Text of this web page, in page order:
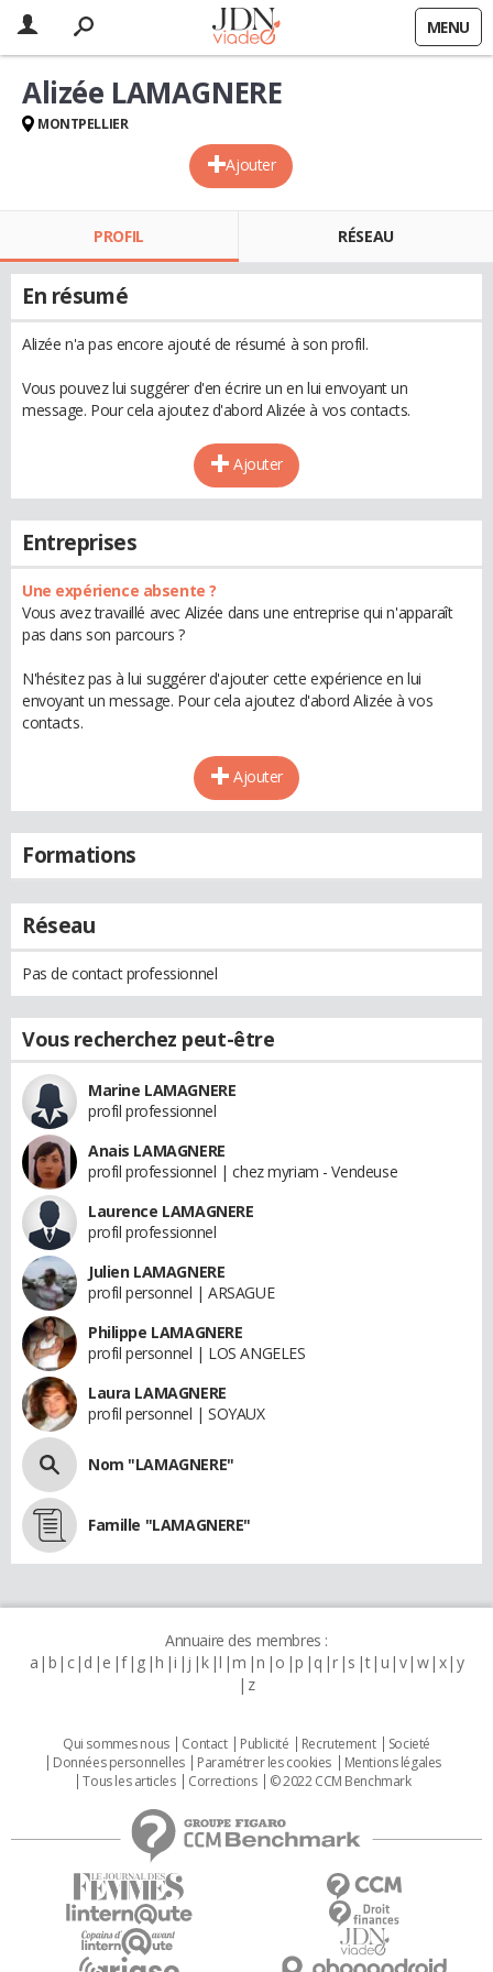
MENU
Ajouter
Alizée LAMAGNERE
MONTPELLIER
PROFIL RÉSEAU
En résumé
Alizée n'a pas encore ajouté de résumé à son profil.
Vous pouvez lui suggérer d'en écrire un en lui envoyant un
message. Pour cela ajoutez d'abord Alizée à vos contacts.
Ajouter
Entreprises
Une expérience absente ?
Vous avez travaillé avec Alizée dans une entreprise qui n'apparaît
pas dans son parcours ?
N'hésitez pas à lui suggérer d'ajouter cette expérience en lui
envoyant un message. Pour cela ajoutez d'abord Alizée à vos
contacts.
Ajouter
Formations
Réseau
Pas de contact professionnel
Vous recherchez peut-être
Marine LAMAGNERE
profil professionnel
Anais LAMAGNERE
profil professionnel | chez myriam - Vendeuse
Laurence LAMAGNERE
profil professionnel
Julien LAMAGNERE
profil personnel | ARSAGUE
Philippe LAMAGNERE
profil personnel | LOS ANGELES
Laura LAMAGNERE
profil personnel | SOYAUX
Nom "LAMAGNERE"
Famille "LAMAGNERE"
Annuaire des membres :
a b c d e f g h i j k l m n o p q r s t u v w x y
z
Qui sommes nous Contact Publicité Recrutement
Societé
Données personnelles
Paramétrer les cookies
Mentions légales
Tous les articles
Corrections © 2022 CCM Benchmark